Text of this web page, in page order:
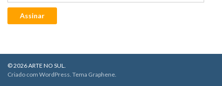
Assinar
© 2026 ARTE NO SUL.
Criado com WordPress . Tema Graphene